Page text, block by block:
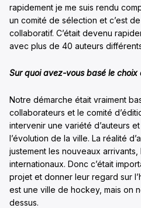
rapidement je me suis rendu
un comité de sélection et c’est
collaboratif. C’était devenu
avec plus de 40 auteurs
Sur quoi avez-vous basé le
Notre démarche était vraiment
collaborateurs et le comité
intervenir une variété d’auteurs
l’évolution de la ville. La réalité
justement les nouveaux
internationaux. Donc c’était
projet et donner leur regard sur
est une ville de hockey, mais on
dessus.